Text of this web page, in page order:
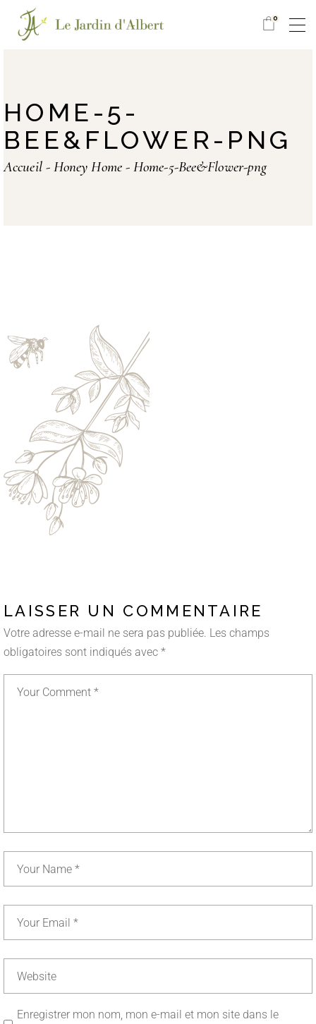
0
HOME-5-
BEE&FLOWER-PNG
Accueil Honey Home Home-5-Bee&Flower-png
LAISSER UN COMMENTAIRE
Votre adresse e-mail ne sera pas publiée. Les champs
obligatoires sont indiqués avec *
Enregistrer mon nom, mon e-mail et mon site dans le